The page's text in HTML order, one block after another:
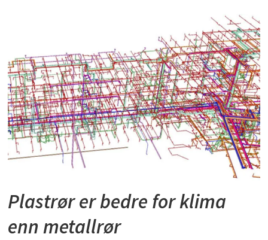
Plastrør er bedre for klima
enn metallrør